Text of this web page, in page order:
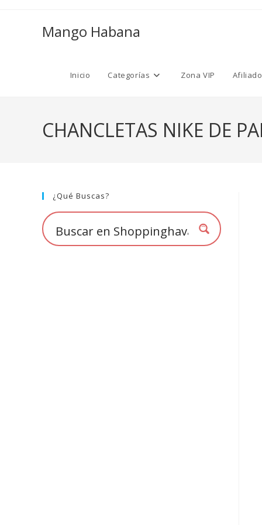
Mango Habana
Inicio Categorías Zona VIP
CHANCLETAS NIKE DE
¿Qué Buscas?